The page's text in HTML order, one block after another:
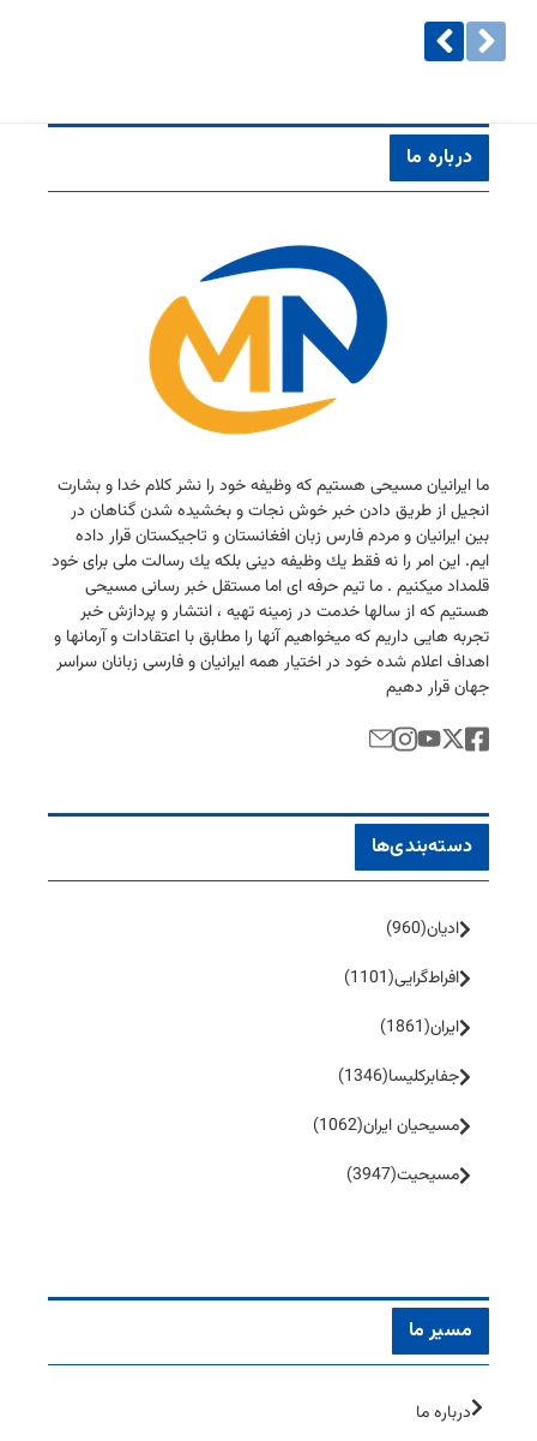
درباره ما
ما ایرانیان مسیحی هستیم كه وظیفه خود را نشر كلام خدا و بشارت
انجیل از طریق دادن خبر خوش نجات و بخشیده شدن گناهان در
بین ایرانیان و مردم فارس زبان افغانستان و تاجیكستان قرار داده
ایم. این امر را نه فقط یك وظیفه دینی بلكه یك رسالت ملی برای خود
قلمداد میكنیم . ما تیم حرفه ای اما مستقل خبر رسانی مسیحی
هستیم كه از سالها خدمت در زمینه تهیه ، انتشار و پردازش خبر
تجربه هایی داریم كه میخواهیم آنها را مطابق با اعتقادات و آرمانها و
اهداف اعلام شده خود در اختیار همه ایرانیان و فارسی زبانان سراسر
جهان قرار دهیم
دسته‌بندی‌ها
ادیان(960)
افراط‌گرایی(1101)
ایران(1861)
جفا‌بر‌کلیسا(1346)
مسیحیان ایران(1062)
مسیحیت(3947)
مسیر ما
درباره ما